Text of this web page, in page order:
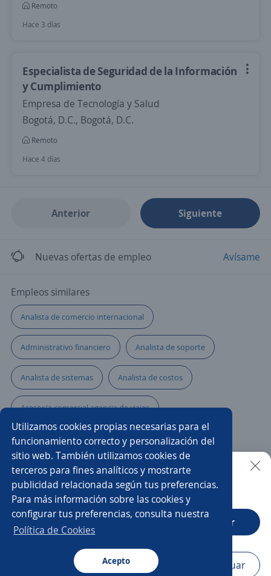
Utilizamos cookies propias necesarias para el
funcionamiento correcto y personalización del
sitio web. También utilizamos cookies de
terceros para fines analíticos y mostrarte
publicidad relacionada según tus preferencias.
Para más información sobre las cookies y
configurar tus preferencias, consulta nuestra
Política de Cookies
Acepto
Remoto
Hace 3 días
Especialista de Seguridad de la Información
y Cumplimiento
Empresa de Tecnología y Salud
Bogotá, D.C., Bogotá, D.C.
Remoto
Hace 4 días
Anterior Siguiente
Nuevas ofertas de empleo Avísame
Empleos similares
Analista de comercio internacional
Administrativo financiero Analista de soporte
Analista de sistemas Analista de costos
Asesor/a comercial agencia de viajes
Analista de desarrollo Telecomunicaciones
Analista contable Analista de ingeniería
Analista cuentas por pagar Analistas
Analista de importaciones Analista de gestión humana
Analista comercial
Buscar es más fácil en la app
CT App Abrir
Navegador Continuar